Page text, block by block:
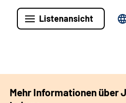
Listenansicht
Mehr Informationen über